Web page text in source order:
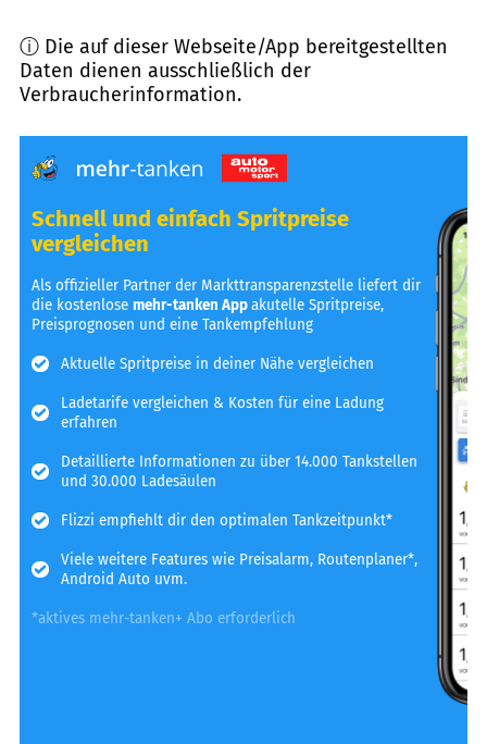
ⓘ Die auf dieser Webseite/App bereitgestellten
Daten dienen ausschließlich der
Verbraucherinformation.
Schnell und einfach Spritpreise
vergleichen
Als offizieller Partner der Markttransparenzstelle liefert dir
die kostenlosemehr-tanken Appakutelle Spritpreise,
Preisprognosen und eine Tankempfehlung
Aktuelle Spritpreise in deiner Nähe vergleichen
Ladetarife vergleichen & Kosten für eine Ladung
erfahren
Detaillierte Informationen zu über 14.000 Tankstellen
und 30.000 Ladesäulen
Flizzi empfiehlt dir den optimalen Tankzeitpunkt*
Viele weitere Features wie Preisalarm, Routenplaner*,
Android Auto uvm.
*aktives mehr-tanken+ Abo erforderlich